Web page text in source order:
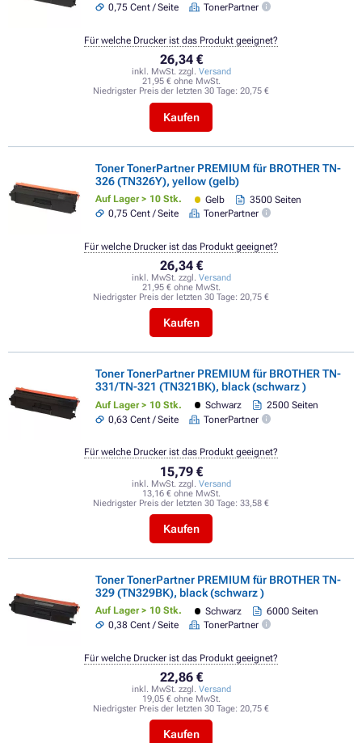
0,75 Cent / Seite
TonerPartner
26,34 €
inkl. MwSt. zzgl. Versand
21,95 € ohne MwSt.
Niedrigster Preis der letzten 30 Tage: 20,75 €
Kaufen
Für welche Drucker ist das Produkt geeignet?
Toner TonerPartner PREMIUM für BROTHER TN-
326 (TN326Y), yellow (gelb)
Auf Lager > 10 Stk. Gelb
3500 Seiten
0,75 Cent / Seite
TonerPartner
26,34 €
inkl. MwSt. zzgl. Versand
21,95 € ohne MwSt.
Niedrigster Preis der letzten 30 Tage: 20,75 €
Kaufen
Für welche Drucker ist das Produkt geeignet?
Toner TonerPartner PREMIUM für BROTHER TN-
331/TN-321 (TN321BK), black (schwarz )
Auf Lager > 10 Stk. Schwarz
2500 Seiten
0,63 Cent / Seite
TonerPartner
15,79 €
inkl. MwSt. zzgl. Versand
13,16 € ohne MwSt.
Niedrigster Preis der letzten 30 Tage: 33,58 €
Kaufen
Für welche Drucker ist das Produkt geeignet?
Toner TonerPartner PREMIUM für BROTHER TN-
329 (TN329BK), black (schwarz )
Auf Lager > 10 Stk. Schwarz
6000 Seiten
0,38 Cent / Seite
TonerPartner
22,86 €
inkl. MwSt. zzgl. Versand
19,05 € ohne MwSt.
Niedrigster Preis der letzten 30 Tage: 20,75 €
Kaufen
Für welche Drucker ist das Produkt geeignet?